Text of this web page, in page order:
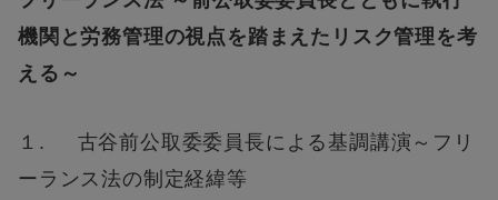
機関と労務管理の視点を踏まえたリスク管理を考
える～
１. 古谷前公取委委員長による基調講演～フリ
ーランス法の制定経緯等